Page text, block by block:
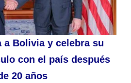
a Bolivia y celebra su
con el país después
20 años